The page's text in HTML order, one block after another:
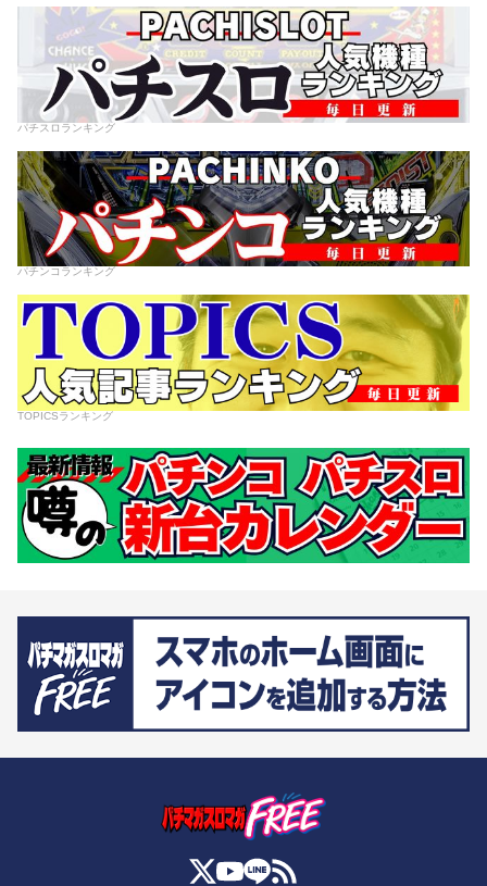
パチスロランキング
パチンコランキング
TOPICSランキング